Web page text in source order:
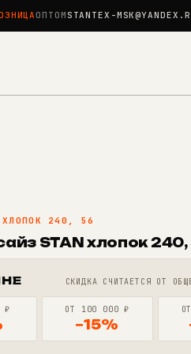
ОПТОМ STANTEX-
ХЛОПОК 240, 56
STAN хлопок
СКИДКА СЧИТАЕТСЯ ОТ
₽ ОТ 100 000 ₽
−15%